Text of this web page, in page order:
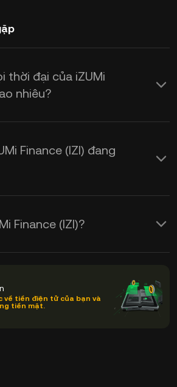
thời đại của iZUMi
nhiêu?
Finance (IZI) đang
Finance (IZI)?
về tiền điện tử của bạn và
tiền mặt.